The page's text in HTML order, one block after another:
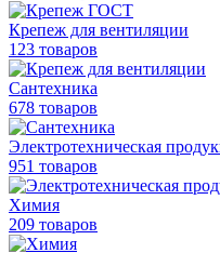
Крепеж для вентиляции
123 товаров
Сантехника
678 товаров
Электротехническая
951 товаров
Химия
209 товаров